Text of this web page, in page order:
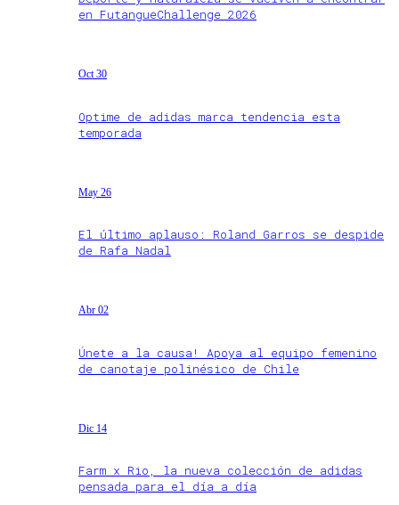
en FutangueChallenge 2026
Oct 30
Optime de adidas marca tendencia esta
temporada
May 26
El último aplauso: Roland Garros se despide
de Rafa Nadal
Abr 02
Únete a la causa! Apoya al equipo femenino
de canotaje polinésico de Chile
Dic 14
Farm x Rio, la nueva colección de adidas
pensada para el día a día